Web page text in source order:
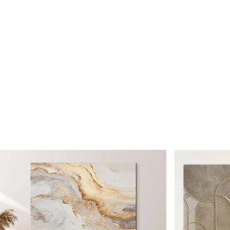
✓
✓
✗Vászonhatású felület
✗Környezetbarát anyag
✓
Környezetbarát anyag